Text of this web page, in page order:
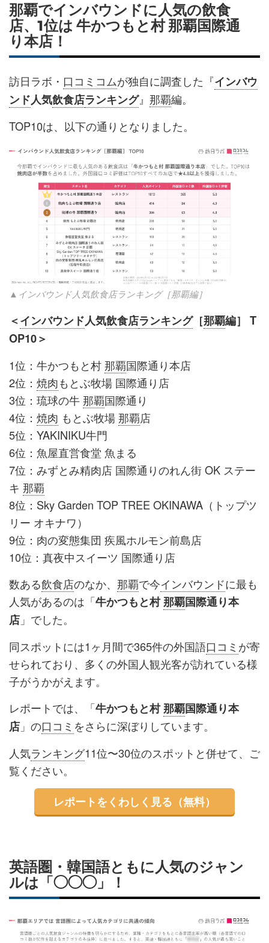
那覇でインバウンドに人気の飲食
店、1位は 牛かつもと村 那覇国際通
り本店！
訪日ラボ・ 口コミコムが独自に調査した『インバウ
ンド人気飲食店ランキング』 那覇編。
TOP10は、以下の通りとなりました。
▲インバウンド人気飲食店ランキング［那覇編］
＜インバウンド人気飲食店ランキング［那覇編］ T
OP10＞
1位：牛かつもと村那覇国際通り本店
2位： 焼肉もとぶ牧場 国際通り店
3位：琉球の牛那覇国際通り
4位： 焼肉 もとぶ牧場那覇店
5位：YAKINIKU牛門
6位：魚屋直営食堂 魚まる
7位：みずとみ精肉店 国際通りのれん街 OK ステー
キ 那覇
8位：Sky Garden TOP TREE OKINAWA（トップツ
リー オキナワ）
9位：肉の変態集団 疾風ホルモン前島店
10位：真夜中スイーツ 国際通り店
数ある飲食店のなか、 那覇で今インバウンドに最も
人気があるのは「牛かつもと村那覇国際通り本
店 」でした。
同スポットには1ヶ月間で365件の外国語口コミ が寄
せられており、多くの外国人観光客が訪れている様
子がうかがえます。
レポートでは、「牛かつもと村那覇国際通り本
店 」の口コミ をさらに深ぼりしています。
人気ランキング11位〜30位のスポットと併せて、ご
覧ください。
レポートをくわしく見る（無料）
英語圏・韓国語ともに人気のジャン
ルは「◯◯◯」！